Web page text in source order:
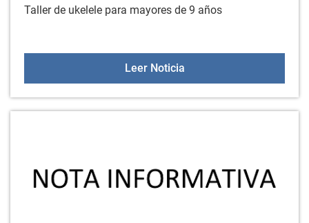
Taller de ukelele para mayores de 9 años
Leer NoticiaTaller de Ukelele